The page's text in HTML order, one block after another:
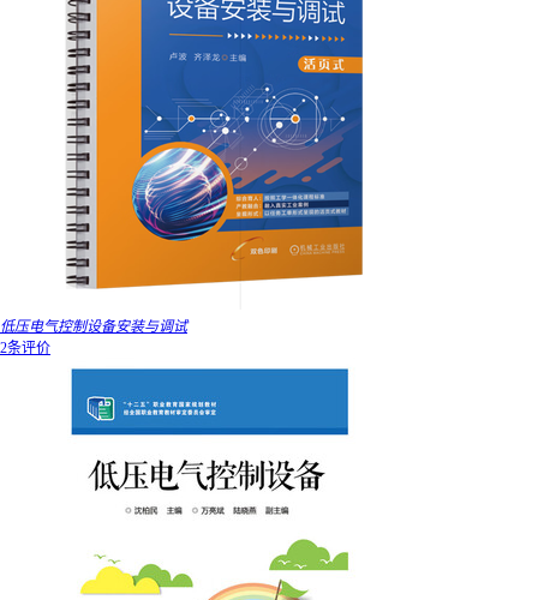
低压电气控制设备安装与调试
2条评价